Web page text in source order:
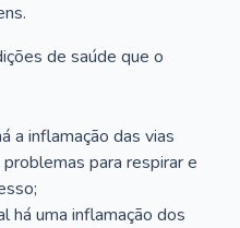
de saúde que o
a inflamação das vias
para respirar e
há uma inflamação dos